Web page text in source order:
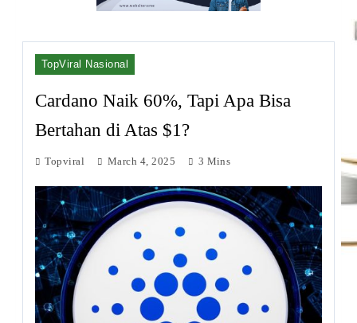
TopViral Nasional
Cardano Naik 60%, Tapi Apa Bisa
Bertahan di Atas $1?
Topviral March 4, 2025 3 Mins